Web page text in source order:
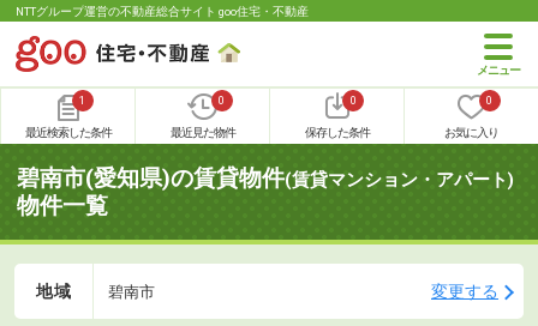
NTTグループ運営の不動産総合サイト goo住宅・不動産
1
最近検索した条件
0
最近見た物件
0
保存した条件
0
お気に入り
碧南市(愛知県)の賃貸物件(賃貸マンション・アパート)
物件一覧
地域 碧南市 変更する